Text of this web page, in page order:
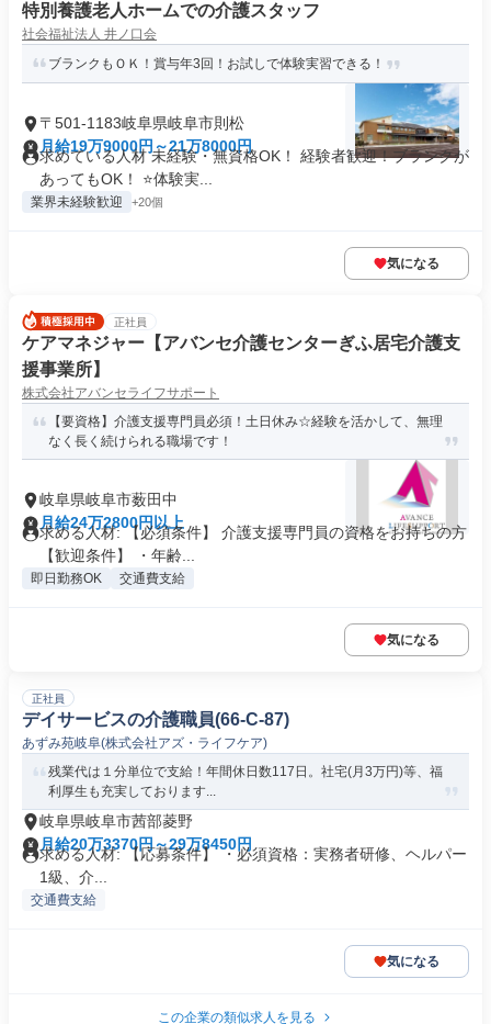
特別養護老人ホームでの介護スタッフ
社会福祉法人 井ノ口会
ブランクもＯＫ！賞与年3回！お試しで体験実習できる！
〒501-1183岐阜県岐阜市則松
月給19万9000円～21万8000円
求めている人材 未経験・無資格OK！ 経験者歓迎！ブランクが
あってもOK！ ⭐体験実...
業界未経験歓迎 +20個
気になる
正社員
ケアマネジャー【アバンセ介護センターぎふ居宅介護支
援事業所】
株式会社アバンセライフサポート
【要資格】介護支援専門員必須！土日休み☆経験を活かして、無理
なく長く続けられる職場です！
岐阜県岐阜市薮田中
月給24万2800円以上
求める人材: 【必須条件】 介護支援専門員の資格をお持ちの方
【歓迎条件】 ・年齢...
即日勤務OK 交通費支給
気になる
正社員
デイサービスの介護職員(66-C-87)
あずみ苑岐阜(株式会社アズ・ライフケア)
残業代は１分単位で支給！年間休日数117日。社宅(月3万円)等、福
利厚生も充実しております...
岐阜県岐阜市茜部菱野
月給20万3370円～29万8450円
求める人材: 【応募条件】 ・必須資格：実務者研修、ヘルパー
1級、介...
交通費支給
気になる
この企業の類似求人を見る